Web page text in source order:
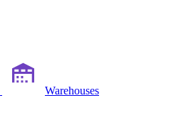
Warehouses